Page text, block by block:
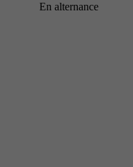
En alternance